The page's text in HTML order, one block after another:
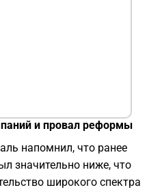
и провал реформы
напомнил, что ранее
значительно ниже, что
широкого спектра